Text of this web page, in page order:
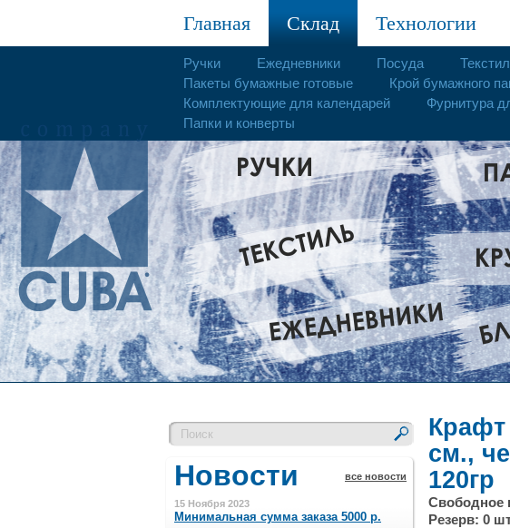
Главная Склад Технологии
Ручки Ежедневники Посуда
Пакеты бумажные готовые
Крой бумажного
Комплектующие для календарей
Фурнитура
Папки и конверты
Новости все новости
15 Ноября 2023
Минимальная сумма заказа 5000 р.
Крафт
см.,
120гр
Свободное
Резерв: 0